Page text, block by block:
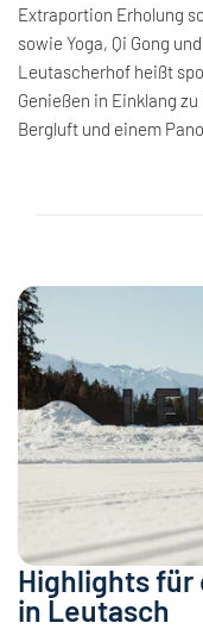
Extraportion Erholung
sowie Yoga, Qi Gong
Leutascherhof heißt
Genießen in Einklang
Bergluft und einem
Highlights für
in Leutasch